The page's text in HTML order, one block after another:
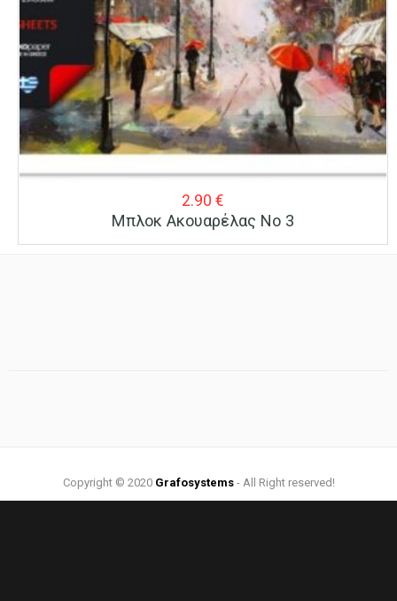
2.90 €
Μπλοκ Ακουαρέλας Νο 3
Copyright © 2020 Grafosystems- All Right reserved!